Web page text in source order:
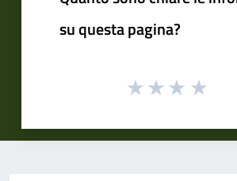
su questa pagina?